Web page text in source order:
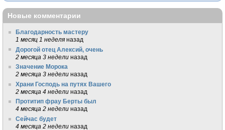
Новые комментарии
Благодарность мастеру
1 месяц 1 неделя назад
Дорогой отец Алексий, очень
2 месяца 3 недели назад
Значение Морока
2 месяца 3 недели назад
Храни Господь на путях Вашего
2 месяца 4 недели назад
Протитип фрау Берты был
4 месяца 2 недели назад
Сейчас будет
4 месяца 2 недели назад